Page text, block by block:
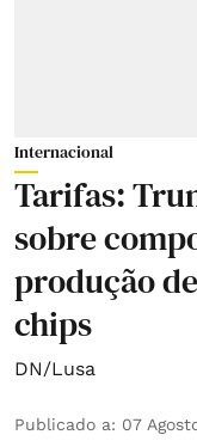
Internacional
Tarifas:
sobre
produção
chips
DN/Lusa
Publicado a: 07